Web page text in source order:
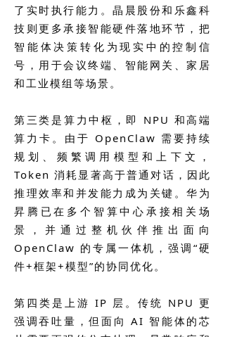
了实时执行能力。晶晨股份和乐鑫科
技则更多承接智能硬件落地环节，把
智能体决策转化为现实中的控制信
号，用于会议终端、智能网关、家居
和工业模组等场景。
第三类是算力中枢，即 NPU 和高端
算力卡。由于 OpenClaw 需要持续
规划、频繁调用模型和上下文，
Token 消耗显著高于普通对话，因此
推理效率和并发能力成为关键。华为
昇腾已在多个智算中心承接相关场
景，并通过整机伙伴推出面向
OpenClaw 的专属一体机，强调“硬
件+框架+模型”的协同优化。
第四类是上游 IP 层。传统 NPU 更
强调吞吐量，但面向 AI 智能体的芯